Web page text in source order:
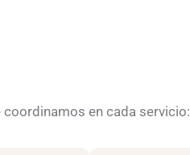
en cada servicio: